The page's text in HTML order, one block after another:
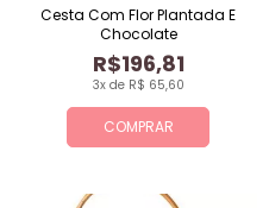
COMPRAR
3x de R$ 65,60
R$196,81
Cesta Com Flor Plantada E
Chocolate